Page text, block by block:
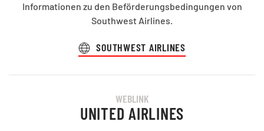
Informationen zu den Beförderungsbedingungen von
Southwest Airlines.
SOUTHWEST AIRLINES
WEBLINK
UNITED AIRLINES